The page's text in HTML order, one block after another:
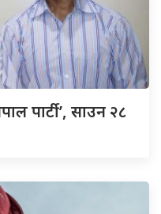
पार्टी’, साउन २८